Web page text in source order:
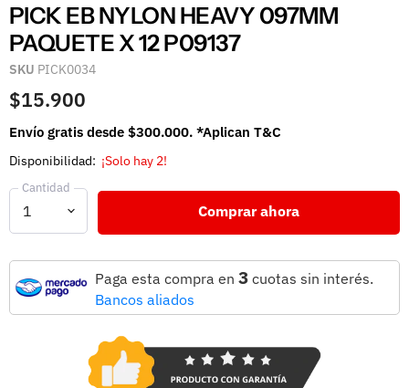
PICK EB NYLON HEAVY 097MM
PAQUETE X 12 P09137
SKU PICK0034
$15.900
Envío gratis desde $300.000. *Aplican T&C
Disponibilidad: ¡Solo hay 2!
Cantidad
Comprar ahora
Paga esta compra en 3 cuotas sin interés.
Bancos aliados